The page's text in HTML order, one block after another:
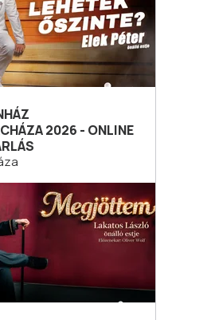
2026 - ONLINE